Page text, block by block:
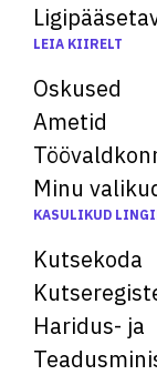
LEIA KIIRELT
Oskused
Ametid
Minu
KASULIKUD
Kutsekoda
Haridus- ja